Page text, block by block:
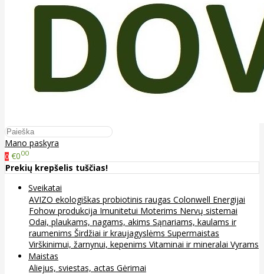
Mano paskyra
0 €000
Prekių krepšelis tuščias!
Sveikatai
AVIZO ekologiškas probiotinis raugas Colonwell Energijai
Fohow produkcija Imunitetui Moterims Nervų sistemai
Odai, plaukams, nagams, akims Sąnariams, kaulams ir
raumenims Širdžiai ir kraujagyslėms Supermaistas
Virškinimui, žarnynui, kepenims Vitaminai ir mineralai Vyrams
Maistas
Aliejus, sviestas, actas Gėrimai